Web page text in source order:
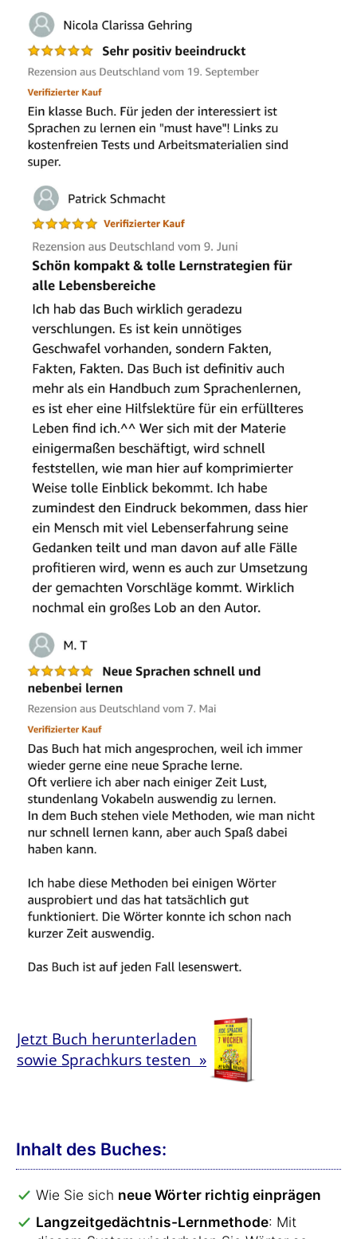
Jetzt Buch herunterladen
sowie Sprachkurs testen »
Inhalt des Buches:
Wie Sie sich neue Wörter richtig einprägen
Langzeitgedächtnis-Lernmethode: Mit